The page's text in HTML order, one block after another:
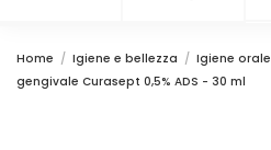
Home Igiene e bellezza Igiene orale
gengivale Curasept 0,5% ADS - 30 ml